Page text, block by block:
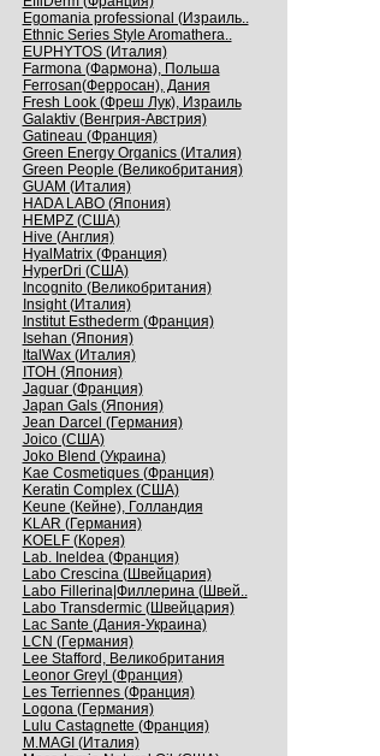
Egomania professional (Израиль..
Ethnic Series Style Aromathera..
EUPHYTOS (Италия)
Farmona (Фармона), Польша
Ferrosan(Ферросан), Дания
Fresh Look (Фреш Лук), Израиль
Galaktiv (Венгрия-Австрия)
Gatineau (Франция)
Green Energy Organics (Италия)
Green People (Великобритания)
GUAM (Италия)
HADA LABO (Япония)
HEMPZ (США)
Hive (Англия)
HyalMatrix (Франция)
HyperDri (США)
Incognito (Великобритания)
Insight (Италия)
Institut Esthederm (Франция)
Isehan (Япония)
ItalWax (Италия)
ITOH (Япония)
Jaguar (Франция)
Japan Gals (Япония)
Jean Darcel (Германия)
Joico (США)
Joko Blend (Украина)
Kaе Cosmеtiques (Франция)
Keratin Complex (США)
Keune (Кейне), Голландия
KLAR (Германия)
KOELF (Корея)
Lab. Ineldea (Франция)
Labo Crescina (Швейцария)
Labo Fillerina|Филлерина (Швей..
Labo Transdermic (Швейцария)
Lac Sante (Дания-Украина)
LCN (Германия)
Lee Stafford, Великобритания
Leonor Greyl (Франция)
Les Terriennes (Франция)
Logona (Германия)
Lulu Castagnette (Франция)
M.MAGI (Италия)